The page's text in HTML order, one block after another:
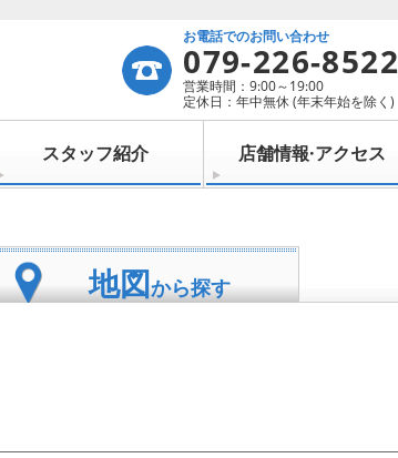
お電話でのお問い合わせ
079-226-8522
営業時間：9:00～19:00
定休日：年中無休 (年末年始を除く)
スタッフ紹介 店舗情報·アクセス
地図から探す